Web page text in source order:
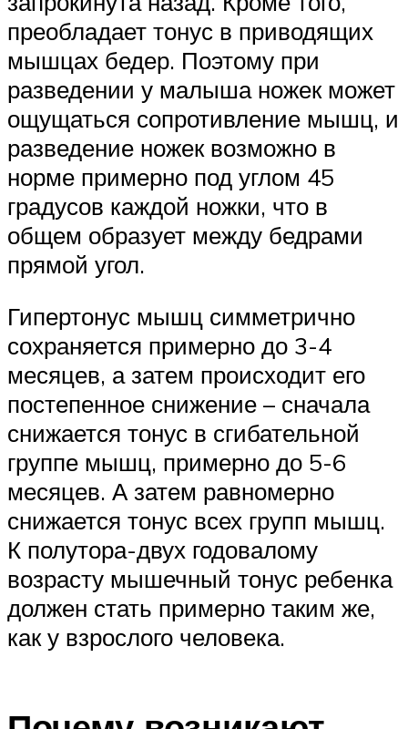
преобладает тонус в приводящих
мышцах бедер. Поэтому при
разведении у малыша ножек может
ощущаться сопротивление мышц, и
разведение ножек возможно в
норме примерно под углом 45
градусов каждой ножки, что в
общем образует между бедрами
прямой угол.
Гипертонус мышц симметрично
сохраняется примерно до 3-4
месяцев, а затем происходит его
постепенное снижение – сначала
снижается тонус в сгибательной
группе мышц, примерно до 5-6
месяцев. А затем равномерно
снижается тонус всех групп мышц.
К полутора-двух годовалому
возрасту мышечный тонус ребенка
должен стать примерно таким же,
как у взрослого человека.